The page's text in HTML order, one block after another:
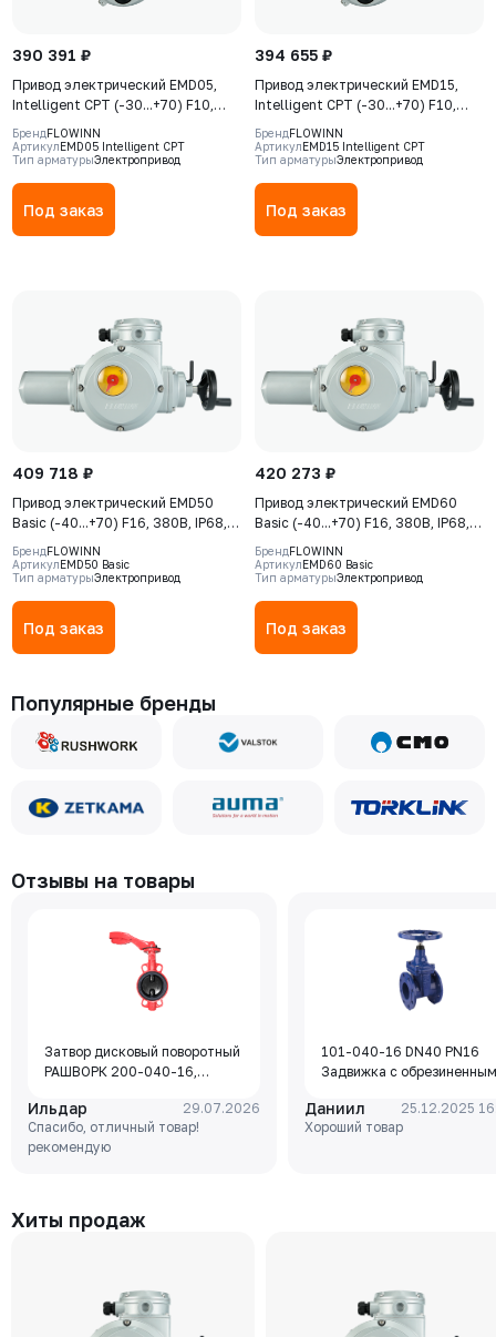
390 391 ₽
Привод электрический EMD05,
Intelligent CPT (-30...+70) F10,
380В, IP68, S2-15min, датчик
положения 4-20 мA
БрендFLOWINN
АртикулEMD05 Intelligent CPT
Тип арматурыЭлектропривод
Под заказ
394 655 ₽
Привод электрический EMD15,
Intelligent CPT (-30...+70) F10,
380В, IP68, S2-15min, датчик
положения 4-20 мA
БрендFLOWINN
АртикулEMD15 Intelligent CPT
Тип арматурыЭлектропривод
Под заказ
409 718 ₽
Привод электрический EMD50
Basic (-40...+70) F16, 380В, IP68,
S2-15min
БрендFLOWINN
АртикулEMD50 Basic
Тип арматурыЭлектропривод
Под заказ
420 273 ₽
Привод электрический EMD60
Basic (-40...+70) F16, 380В, IP68,
S2-15min
БрендFLOWINN
АртикулEMD60 Basic
Тип арматурыЭлектропривод
Под заказ
Популярные бренды
Отзывы на товары
Затвор дисковый поворотный
РАШВОРК 200-040-16,
250 (GG25), диск - GJS-400-
15 (GGG40), уплотнение -
EPDM, М/Ф, рукоятка
Ильдар
29.07.2026
Спасибо, отличный товар!
рекомендую
101-040-16 DN40 PN16
Задвижка с обрезиненным
чугун, клин-EPDM,
Tmax=110°C Ф/Ф
Даниил
25.12.2025
Хороший товар
Хиты продаж